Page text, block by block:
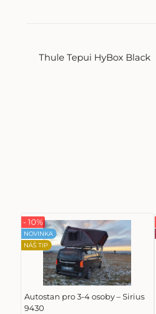
Thule Tepui HyBox Black
Autostan pro 3-4 osoby – Sirius
9430
NOVINKA
NÁŠ TIP
- 10%